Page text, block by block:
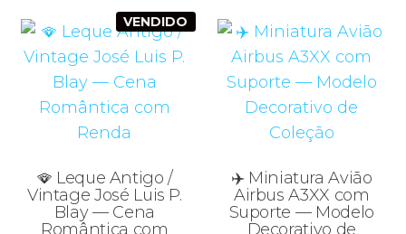
VENDIDO
🪭 Leque Antigo /
Vintage José Luis P.
Blay — Cena
Romântica com
✈️ Miniatura Avião
Airbus A3XX com
Suporte — Modelo
Decorativo de